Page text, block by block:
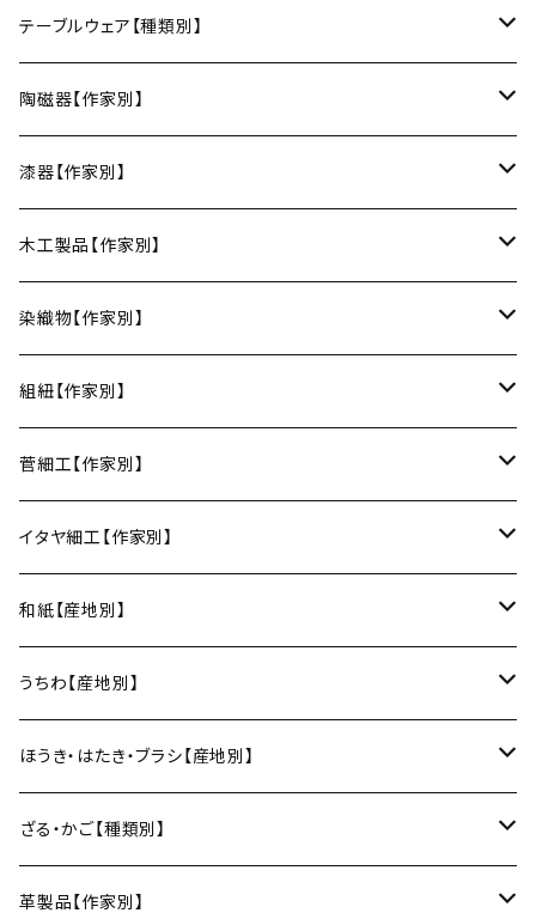
テーブルウェア【種類別】
お皿
豆皿
丸皿
小鉢・中鉢・大鉢
小鉢
中鉢
ご飯茶碗
お椀・ボウル
お椀
丼
湯呑・カップ
マグカップ
フリーカップ
酒器
ぐい呑み・盃
徳利
蓋物・キャニスター
そば猪口
箸・カトラリー
箸
箸置き
土鍋
鍋敷き・コースター
鍋敷き
陶磁器【作家別】
小春花窯（瀬戸焼／愛知）
HORITSUKE（瀬戸焼／愛知）
馬の目皿
AND C（瀬戸焼／愛知）
Trace Face（瀬戸焼／愛知）
m.m.d.（瀬戸焼／愛知）
LUC DE BOECK（京都）
小山研一（京都）
中村譲司（京都）
俊彦窯（丹波焼／兵庫）
Fuji窯（備前焼／岡山）
仁堂窯 大森宏明（備前焼／岡山）
漆器【作家別】
中田漆木（香川）
庵治漆 -AJIURUSHI
讃岐石地塗
erakko（京都）
suosikki（京都）
うるしおいしおはし
木工製品【作家別】
りょうび庵（曲げわっぱ／秋田）
erakko（木と漆／京都）
甲斐のぶお工房（竹のカトラリー／大分）
染織物【作家別】
藤本つむぎ工房（上田紬／長野）
巾着袋
ブックカバー
清原遥（テキスタイル／滋賀）
KOMOREBI
朝焼け
藍染屋ほうね（藍染／静岡）
京都のれん（風呂敷／京都）
小風呂敷（約50cm角）
2巾風呂敷（約70cm角）
Sugee textile（国産手ぬぐい）
向井詩織（ブロックプリント／インド）
組紐【作家別】
昇苑くみひも（京都）
リング
ブレスレット
菅細工【作家別】
深江菅細工（大阪）
イタヤ細工【作家別】
角館イタヤ工芸（秋田）
民芸イタヤ工房（秋田）
和紙【産地別】
出雲民藝紙（島根）
多羅富來和紙（愛媛）
八尾和紙（富山）
美濃和紙（岐阜）
うちわ【産地別】
房州うちわ（千葉）
水うちわ（岐阜）
ほうき・はたき・ブラシ【産地別】
松本箒（長野）
棕櫚箒（和歌山）
ざる・かご【種類別】
盆ざる
革製品【作家別】